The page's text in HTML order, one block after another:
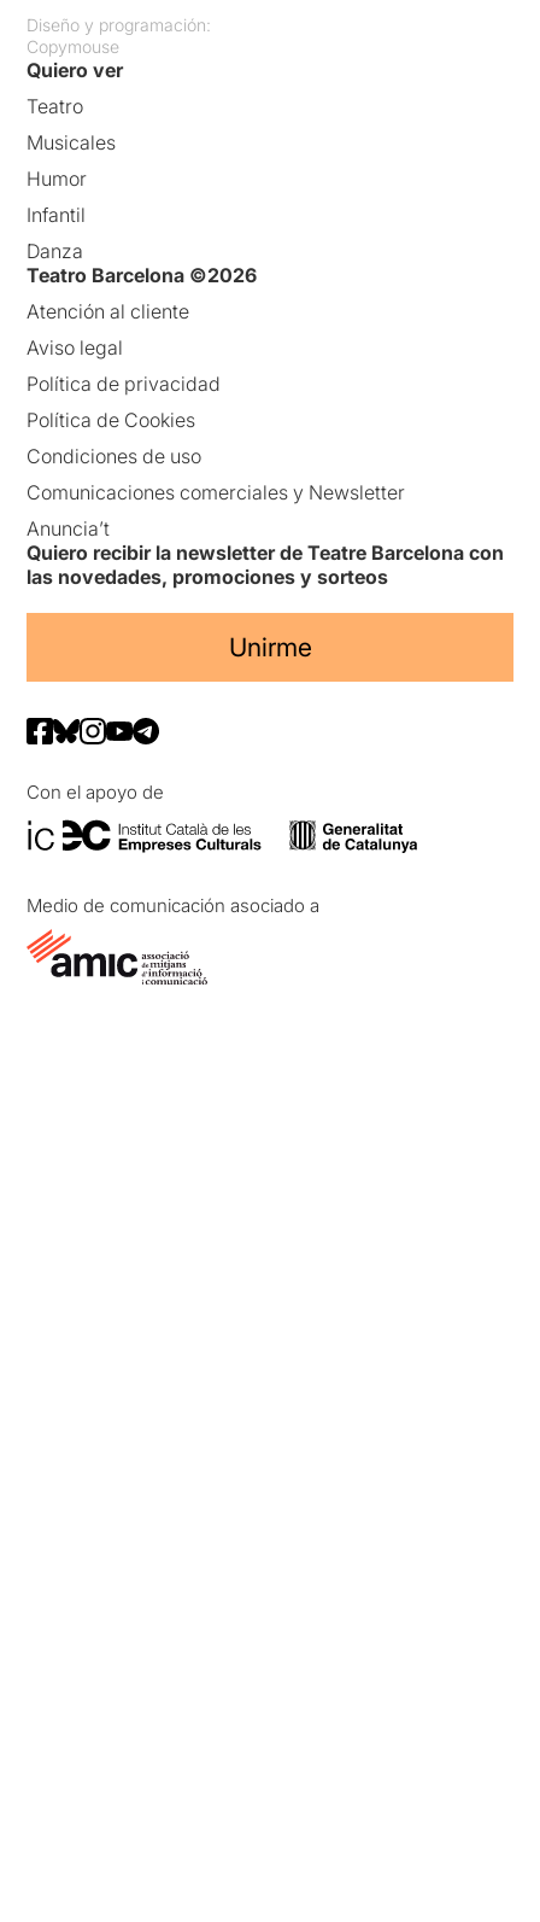
Diseño y programación:
Copymouse
Quiero ver
Teatro
Musicales
Humor
Infantil
Danza
Teatro Barcelona ©2026
Atención al cliente
Aviso legal
Política de privacidad
Política de Cookies
Condiciones de uso
Comunicaciones comerciales y Newsletter
Anuncia’t
Quiero recibir la newsletter de Teatre Barcelona con
las novedades, promociones y sorteos
Unirme
Con el apoyo de
Medio de comunicación asociado a